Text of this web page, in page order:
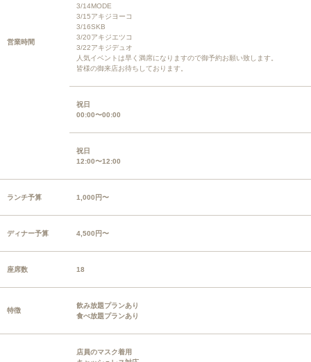
営業時間
3/14MODE
3/15アキジヨーコ
3/16SKB
3/20アキジエツコ
3/22アキジデュオ
人気イベントは早く満席になりますので御予約お願い致します。
皆様の御来店お待ちしております。
祝日
00:00〜00:00
祝日
12:00〜12:00
ランチ予算 1,000円〜
ディナー予算 4,500円〜
座席数 18
特徴
飲み放題プランあり
食べ放題プランあり
店員のマスク着用